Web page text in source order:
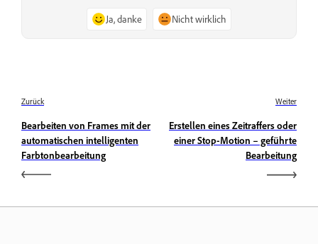
Ja, danke Nicht wirklich
Zurück
Bearbeiten von Frames mit der
automatischen intelligenten
Farbtonbearbeitung
Weiter
Erstellen eines Zeitraffers oder
einer Stop-Motion – geführte
Bearbeitung